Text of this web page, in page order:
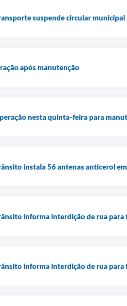
suspende circular
após manutenção
nesta quinta-feira para
instala 56 antenas anticerol
informa interdição de rua para
informa interdição de rua para